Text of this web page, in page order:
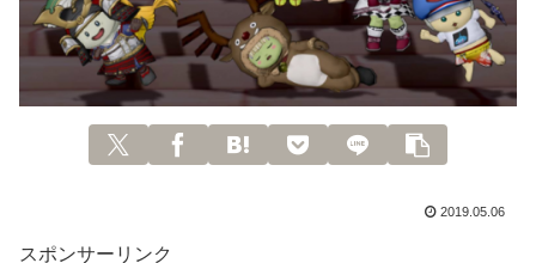
2019.05.06
スポンサーリンク